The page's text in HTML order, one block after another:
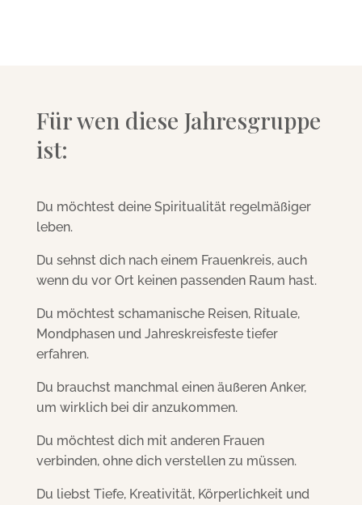
Für wen diese Jahresgruppe
ist:
Du möchtest deine Spiritualität regelmäßiger
leben.
Du sehnst dich nach einem Frauenkreis, auch
wenn du vor Ort keinen passenden Raum hast.
Du möchtest schamanische Reisen, Rituale,
Mondphasen und Jahreskreisfeste tiefer
erfahren.
Du brauchst manchmal einen äußeren Anker,
um wirklich bei dir anzukommen.
Du möchtest dich mit anderen Frauen
verbinden, ohne dich verstellen zu müssen.
Du liebst Tiefe, Kreativität, Körperlichkeit und